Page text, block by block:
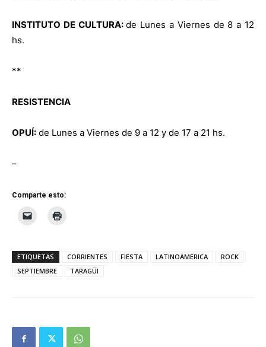
INSTITUTO DE CULTURA:de Lunes a Viernes de 8 a 12
hs.
**
RESISTENCIA
OPUÍ: de Lunes a Viernes de 9 a 12 y de 17 a 21 hs.
–
Comparte esto:
ETIQUETAS CORRIENTES FIESTA LATINOAMERICA
ROCK
SEPTIEMBRE
TARAGÜI